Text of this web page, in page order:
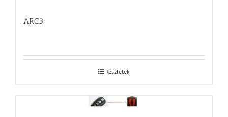
ARC3
Részletek